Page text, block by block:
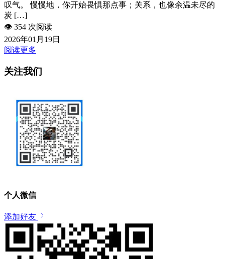
叹气。 慢慢地，你开始畏惧那点事；关系，也像余温未尽的
炭 […]
👁️ 354 次阅读
2026年01月19日
阅读更多
关注我们
个人微信
添加好友